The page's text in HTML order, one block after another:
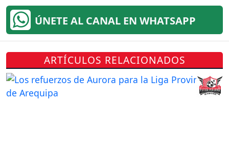
ÚNETE AL CANAL EN WHATSAPP
ARTÍCULOS RELACIONADOS